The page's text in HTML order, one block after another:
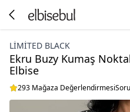
LIMITED BLACK
Ekru Buzy Kumaş
Elbise
293 Mağaza Değerlendirmesi